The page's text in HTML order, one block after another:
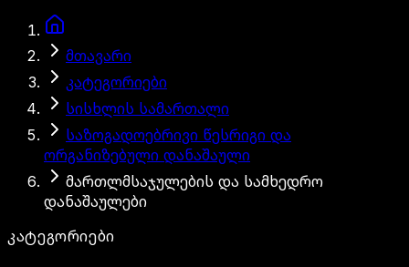
გადასვლა მთავარ შინაარსზე
მთავარი
კატეგორიები
სისხლის სამართალი
საზოგადოებრივი წესრიგი და
ორგანიზებული დანაშაული
მართლმსაჯულების და სამხედრო
დანაშაულები
კატეგორიები